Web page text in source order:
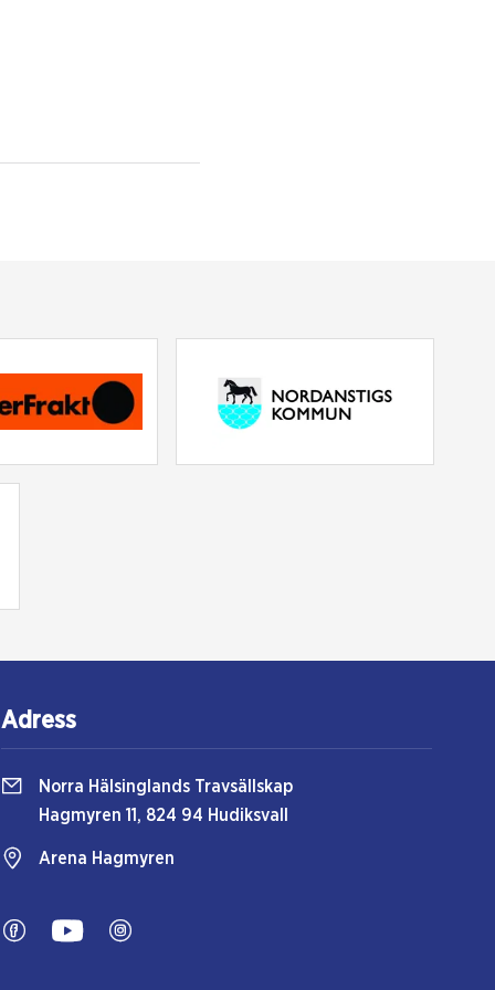
Adress
Norra Hälsinglands Travsällskap
Hagmyren 11, 824 94 Hudiksvall
Arena Hagmyren